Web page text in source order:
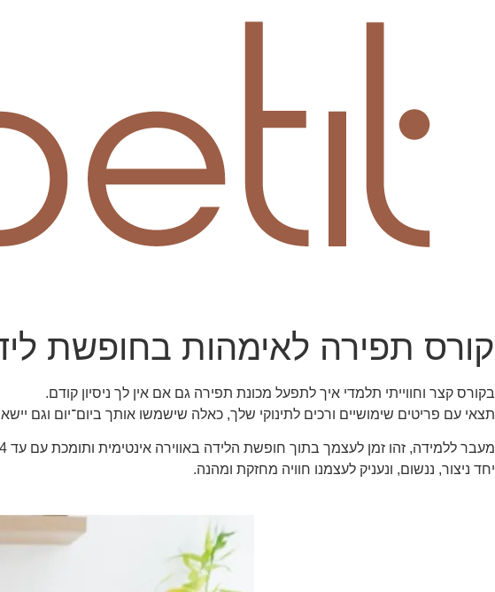
קורס תפירה לאימהות בחופשת
בקורס קצר וחווייתי תלמדי איך לתפעל מכונת תפירה גם אם אין לך ניסיון קודם.
תצאי עם פריטים שימושיים ורכים לתינוקי שלך, כאלה שישמשו אותך ביום־יום וגם
מעבר ללמידה, זהו זמן לעצמך בתוך חופשת הלידה באווירה אינטימית ותומכת עם עד 4 אמהות בלבד.
יחד ניצור, ננשום, ונעניק לעצמנו חוויה מחזקת ומהנה.